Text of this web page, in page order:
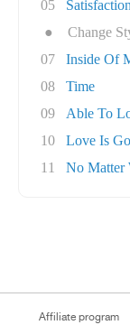
05
Satisfaction
●
Change
07
Inside Of
08
Time
09
Able To
10
Love Is
11
No Matter
Affiliate program